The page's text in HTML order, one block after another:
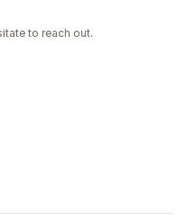
to reach out.